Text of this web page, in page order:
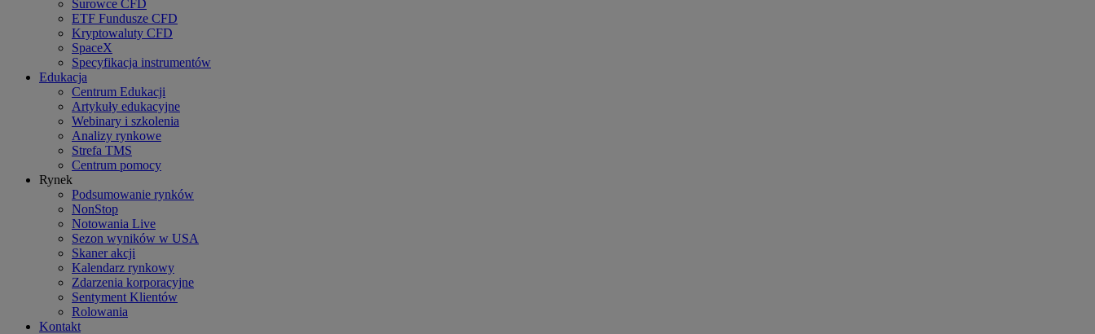
Surowce CFD
ETF Fundusze CFD
Kryptowaluty CFD
SpaceX
Specyfikacja instrumentów
Edukacja
Centrum Edukacji
Artykuły edukacyjne
Webinary i szkolenia
Analizy rynkowe
Strefa TMS
Centrum pomocy
Rynek
Podsumowanie rynków
NonStop
Notowania Live
Sezon wyników w USA
Skaner akcji
Kalendarz rynkowy
Zdarzenia korporacyjne
Sentyment Klientów
Rolowania
Kontakt